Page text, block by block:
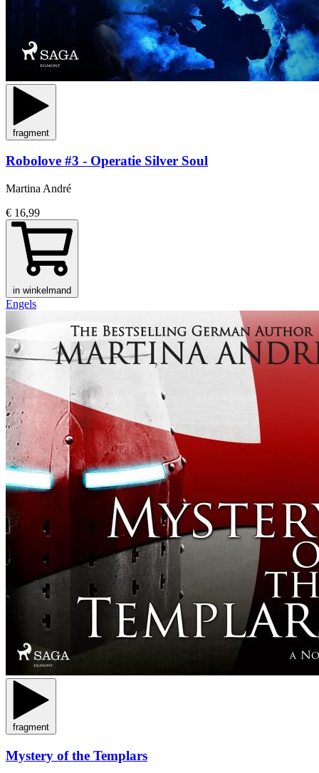
fragment
Robolove #3 - Operatie Silver Soul
Martina André
€ 16,99
in winkelmand
Engels
fragment
Mystery of the Templars